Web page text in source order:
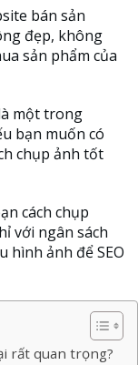
bán sản
đẹp, không
sản phẩm của
một trong
bạn muốn có
chụp ảnh tốt
cách chụp
với ngân sách
hình ảnh để SEO
rất quan trọng?